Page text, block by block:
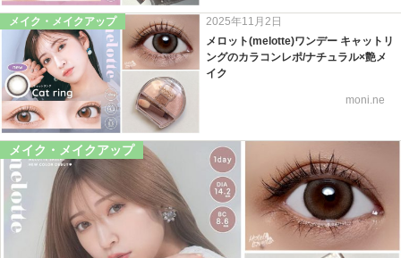
メイク・メイクアップ
2025年11月2日
メロット(melotte)ワンデー キャットリ
ングのカラコンレポ/ナチュラル×艶メ
イク
moni.ne
メイク・メイクアップ